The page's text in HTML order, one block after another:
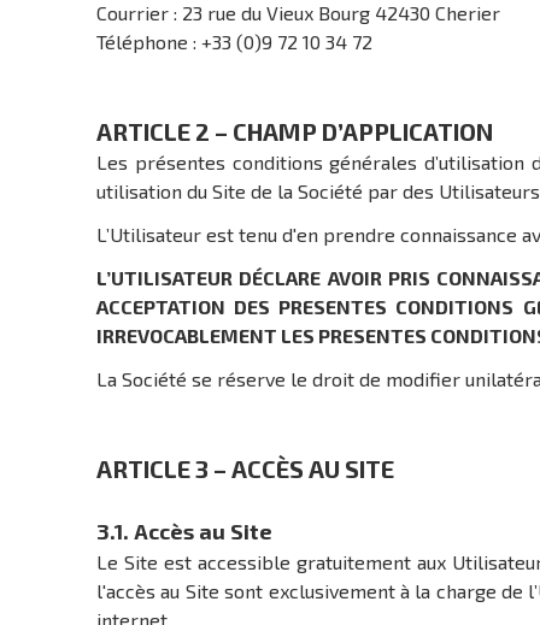
Courrier : 23 rue du Vieux Bourg 42430 Cherier
Téléphone : +33 (0)9 72 10 34 72
ARTICLE 2 – CHAMP D’APPLICATION
Les présentes conditions générales d’utilisation
utilisation du Site de la Société par des
L’Utilisateur est tenu d'en prendre connaissance
L’UTILISATEUR DÉCLARE AVOIR PRIS
ACCEPTATION DES PRESENTES CONDITIONS
IRREVOCABLEMENT LES PRESENTES
La Société se réserve le droit de modifier
ARTICLE 3 – ACCÈS AU SITE
3.1. Accès au Site
Le Site est accessible gratuitement aux
l'accès au Site sont exclusivement à la charge de
internet.